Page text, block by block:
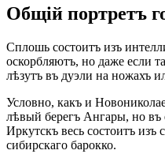
Общій портретъ
Сплошь состоитъ изъ
оскорбляютъ, но даже если
лѣзутъ въ дуэли на ножахъ
Условно, какъ и
лѣвый берегъ Ангары, но въ
Иркутскъ весь состоитъ изъ
сибирскаго барокко.